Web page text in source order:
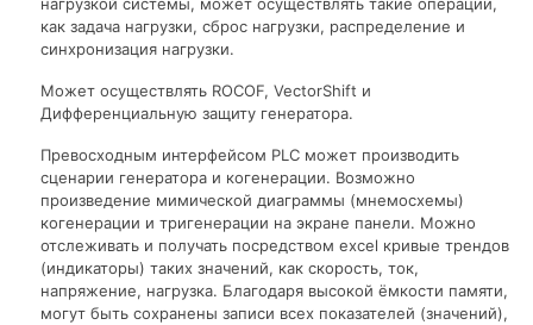
нагрузкой системы, может осуществлять такие операции,
как задача нагрузки, сброс нагрузки, распределение и
синхронизация нагрузки.
Может осуществлять ROCOF, VectorShift и
Дифференциальную защиту генератора.
Превосходным интерфейсом PLC может производить
сценарии генератора и когенерации. Возможно
произведение мимической диаграммы (мнемосхемы)
когенерации и тригенерации на экране панели. Можно
отслеживать и получать посредством excel кривые трендов
(индикаторы) таких значений, как скорость, ток,
напряжение, нагрузка. Благодаря высокой ёмкости памяти,
могут быть сохранены записи всех показателей (значений),